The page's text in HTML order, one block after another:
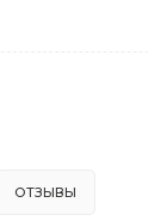
ОТЗЫВЫ